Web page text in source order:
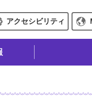
アクセシビリティ